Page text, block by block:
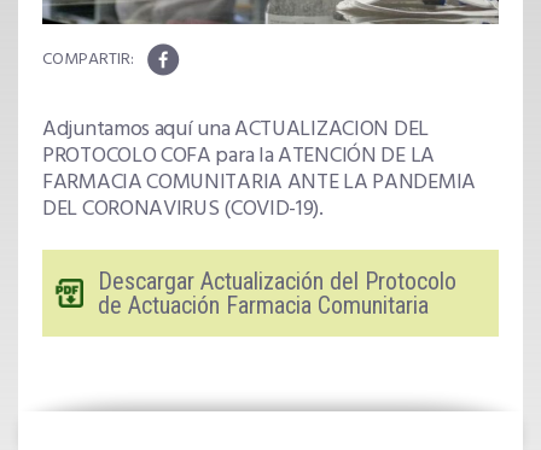
Adjuntamos aquí una ACTUALIZACION DEL
PROTOCOLO COFA para la ATENCIÓN DE LA
FARMACIA COMUNITARIA ANTE LA PANDEMIA
DEL CORONAVIRUS (COVID-19).
Descargar Actualización del Protocolo
de Actuación Farmacia Comunitaria